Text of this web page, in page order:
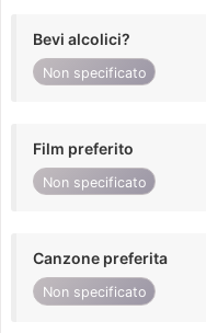
Bevi alcolici?
Non specificato
Film preferito
Non specificato
Canzone preferita
Non specificato